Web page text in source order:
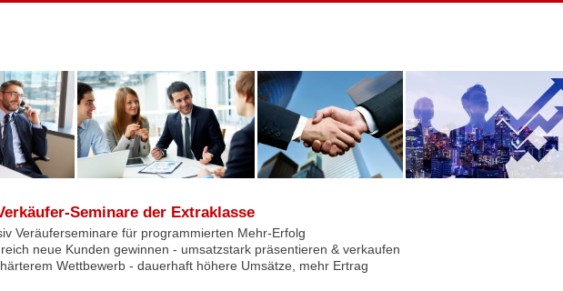
Seminare der Extraklasse
Veräuferseminare für programmierten Mehr-Erfolg
neue Kunden gewinnen - umsatzstark präsentieren & verkaufen
Wettbewerb - dauerhaft höhere Umsätze, mehr Ertrag